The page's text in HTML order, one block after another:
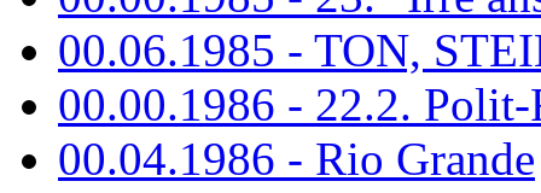
00.06.1985 - TON,
00.00.1986 - 22.2.
00.04.1986 - Rio Grande